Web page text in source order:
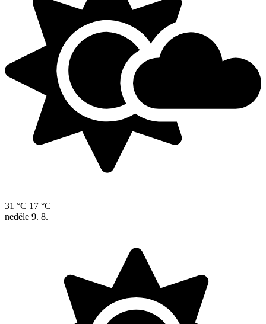
31 °C 17 °C
neděle 9. 8.